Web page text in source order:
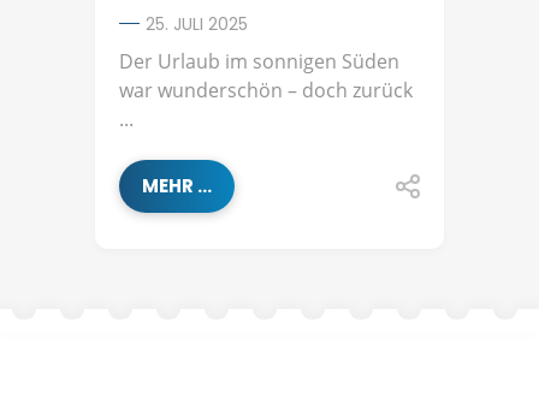
25. JULI 2025
Der Urlaub im sonnigen Süden
war wunderschön – doch zurück
...
MEHR ...